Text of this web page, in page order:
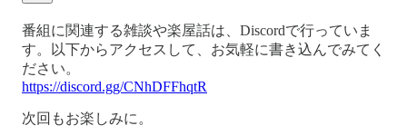
番組に関連する雑談や楽屋話は、Discordで行っていま
す。以下からアクセスして、お気軽に書き込んでみてく
ださい。
https://discord.gg/CNhDFFhqtR
次回もお楽しみに。